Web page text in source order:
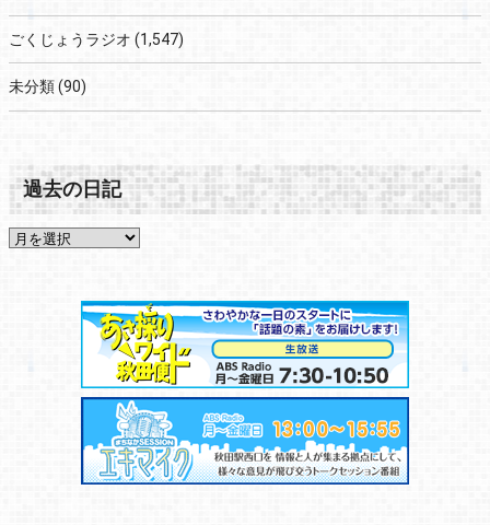
ごくじょうラジオ (1,547)
未分類(90)
過去の日記